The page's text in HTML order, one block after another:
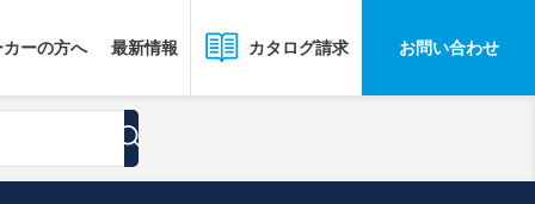
ーの方へ 最新情報 カタログ請求 お問い合わせ